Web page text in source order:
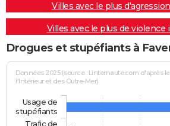
Villes avec le plus
Villes avec le plus de violence
Drogues et stupéfiants à
Données 2025 (source : Linternaute.com d'après
l'Intérieur et des Outre-Mer)
Usage de
stupéfiants
Trafic de